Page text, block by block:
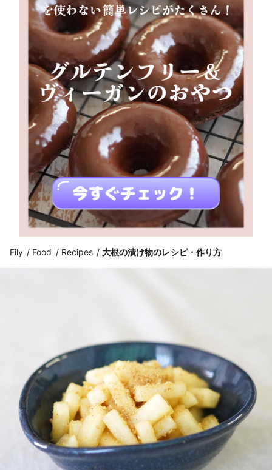
Fily Food Recipes 大根の漬け物のレシピ・作り方